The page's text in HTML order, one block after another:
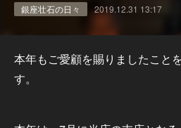
銀座壮石の日々 2019.12.31 13:17
本年もご愛顧を賜りましたこと
す。